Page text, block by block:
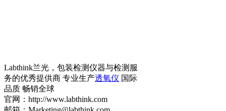
Labthink兰光，包装检测仪器与检测服
务的优秀提供商 专业生产透氧仪 国际
品质 畅销全球
官网：http://www.labthink.com